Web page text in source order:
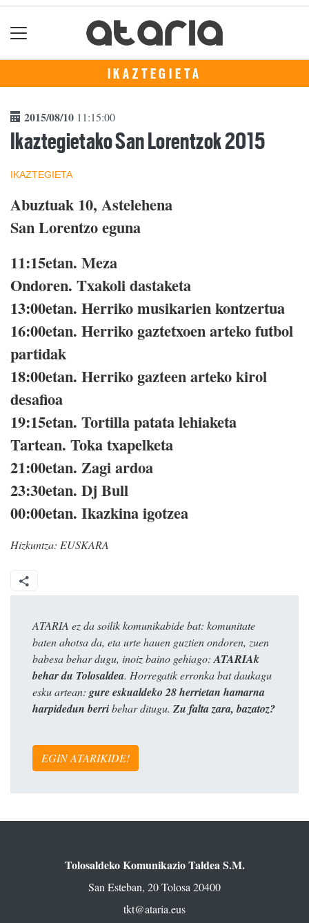
IKAZTEGIETA
2015/08/10 11:15:00
Ikaztegietako San Lorentzok 2015
IKAZTEGIETA
Abuztuak 10, Astelehena
San Lorentzo eguna
11:15etan. Meza
Ondoren. Txakoli dastaketa
13:00etan. Herriko musikarien kontzertua
16:00etan. Herriko gaztetxoen arteko futbol
partidak
18:00etan. Herriko gazteen arteko kirol
desafioa
19:15etan. Tortilla patata lehiaketa
Tartean. Toka txapelketa
21:00etan. Zagi ardoa
23:30etan. Dj Bull
00:00etan. Ikazkina igotzea
Hizkuntza: EUSKARA
ATARIA ez da soilik komunikabide bat: komunitate
baten ahotsa da, eta urte hauen guztien ondoren, zuen
babesa behar dugu, inoiz baino gehiago: ATARIAk
behar du Tolosaldea. Horregatik erronka bat daukagu
esku artean: gure eskualdeko 28 herrietan hamarna
harpidedun berribehar ditugu. Zu falta zara, bazatoz?
EGIN ATARIKIDE!
Tolosaldeko Komunikazio Taldea S.M.
San Esteban, 20 Tolosa 20400
tkt@ataria.eus